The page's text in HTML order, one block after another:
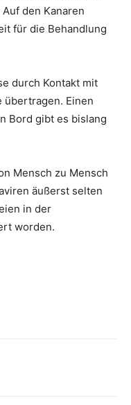
den Kanaren
für die Behandlung
durch Kontakt mit
Einen
Bord gibt es bislang
Mensch zu Mensch
äußerst selten
in der
worden.